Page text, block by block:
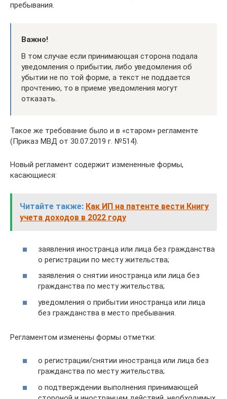
пребывания.
Важно!
В том случае если принимающая сторона подала
уведомления о прибытии, либо уведомления об
убытии не по той форме, а текст не поддается
прочтению, то в приеме уведомления могут
отказать.
Такое же требование было и в «старом» регламенте
(Приказ МВД от 30.07.2019 г. №514).
Новый регламент содержит измененные формы,
касающиеся:
Читайте также: Как ИП на патенте вести Книгу
учета доходов в 2022 году
заявления иностранца или лица без гражданства
о регистрации по месту жительства;
заявления о снятии иностранца или лица без
гражданства по месту жительства;
уведомления о прибытии иностранца или лица
без гражданства в место пребывания.
Регламентом изменены формы отметки:
о регистрации/снятии иностранца или лица без
гражданства по месту жительства;
о подтверждении выполнения принимающей